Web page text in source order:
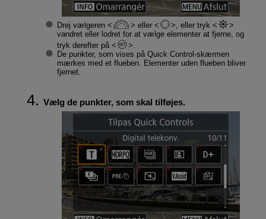
Drej vælgeren eller
, eller tryk
vandret eller lodret for at vælge elementer at fjerne, og
tryk derefter på
.
De punkter, som vises på Quick Control-skærmen
mærkes med et flueben. Elementer uden flueben bliver
fjernet.
Vælg de punkter, som skal tilføjes.